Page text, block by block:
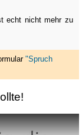
echt nicht mehr zu
"Spruch